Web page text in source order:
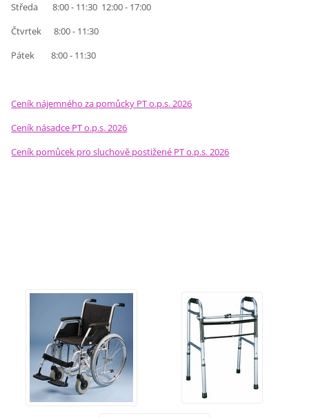
Středa 8:00 - 11:30 12:00 - 17:00
Čtvrtek 8:00 - 11:30
Pátek 8:00 - 11:30
Ceník nájemného za pomůcky PT o.p.s. 2026
Ceník násadce PT o.p.s. 2026
Ceník pomůcek pro sluchově postižené PT o.p.s. 2026